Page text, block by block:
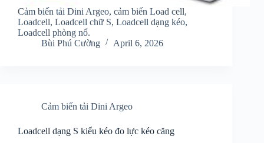
Cảm biến tải Dini Argeo, cảm biến Load cell,
Loadcell, Loadcell chữ S, Loadcell dạng kéo,
Loadcell phòng nổ.
Bùi Phú Cường
April 6, 2026
Cảm biến tải Dini Argeo
Loadcell dạng S kiểu kéo đo lực kéo căng